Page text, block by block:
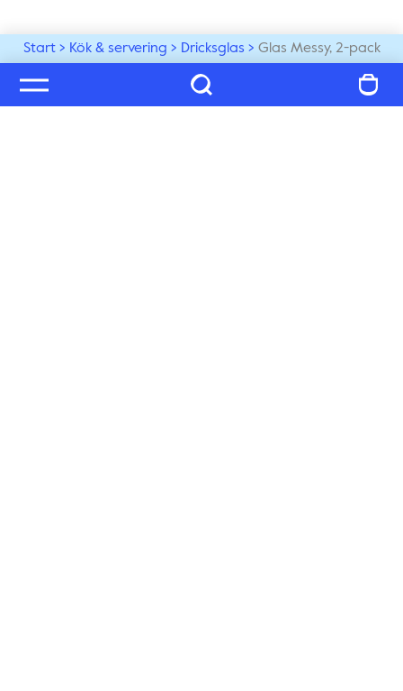
Start Kök & servering Dricksglas Glas Messy, 2-pack